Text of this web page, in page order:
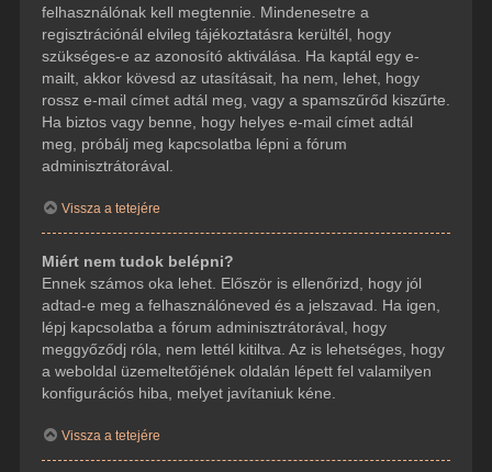
felhasználónak kell megtennie. Mindenesetre a
regisztrációnál elvileg tájékoztatásra kerültél, hogy
szükséges-e az azonosító aktiválása. Ha kaptál egy e-
mailt, akkor kövesd az utasításait, ha nem, lehet, hogy
rossz e-mail címet adtál meg, vagy a spamszűrőd kiszűrte.
Ha biztos vagy benne, hogy helyes e-mail címet adtál
meg, próbálj meg kapcsolatba lépni a fórum
adminisztrátorával.
Vissza a tetejére
Miért nem tudok belépni?
Ennek számos oka lehet. Először is ellenőrizd, hogy jól
adtad-e meg a felhasználóneved és a jelszavad. Ha igen,
lépj kapcsolatba a fórum adminisztrátorával, hogy
meggyőződj róla, nem lettél kitiltva. Az is lehetséges, hogy
a weboldal üzemeltetőjének oldalán lépett fel valamilyen
konfigurációs hiba, melyet javítaniuk kéne.
Vissza a tetejére